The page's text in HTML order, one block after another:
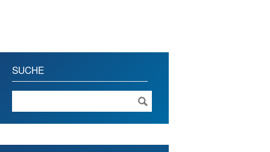
SUCHE